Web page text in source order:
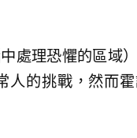
處理恐懼的區域
人的挑戰，然而